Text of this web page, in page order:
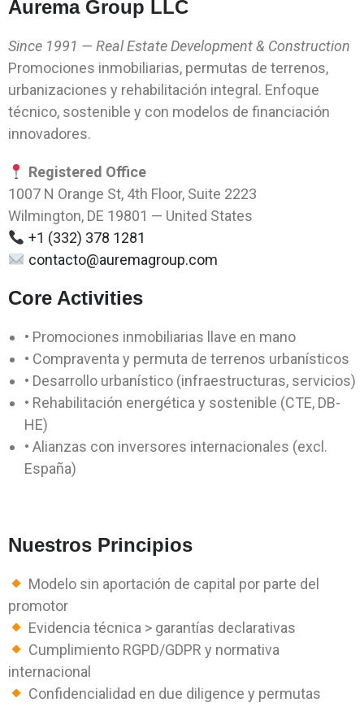
Aurema Group LLC
Since 1991 — Real Estate Development & Construction
Promociones inmobiliarias, permutas de terrenos,
urbanizaciones y rehabilitación integral. Enfoque
técnico, sostenible y con modelos de financiación
innovadores.
Registered Office
1007 N Orange St, 4th Floor, Suite 2223
Wilmington, DE 19801 — United States
+1 (332) 378 1281
contacto@auremagroup.com
Core Activities
• Promociones inmobiliarias llave en mano
• Compraventa y permuta de terrenos urbanísticos
• Desarrollo urbanístico (infraestructuras, servicios)
• Rehabilitación energética y sostenible (CTE, DB-
HE)
• Alianzas con inversores internacionales (excl.
España)
Nuestros Principios
Modelo sin aportación de capital por parte del
promotor
Evidencia técnica > garantías declarativas
Cumplimiento RGPD/GDPR y normativa
internacional
Confidencialidad en due diligence y permutas